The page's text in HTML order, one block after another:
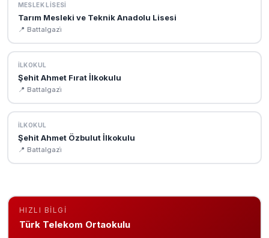
MESLEK LISESI
Tarım Mesleki ve Teknik Anadolu Lisesi
📍 Battalgazi̇
İLKOKUL
Şehit Ahmet Fırat İlkokulu
📍 Battalgazi̇
İLKOKUL
Şehit Ahmet Özbulut İlkokulu
📍 Battalgazi̇
HIZLI BILGI
Türk Telekom Ortaokulu